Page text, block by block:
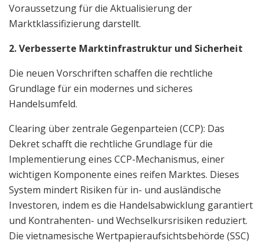
Voraussetzung für die Aktualisierung der
Marktklassifizierung darstellt.
2. Verbesserte Marktinfrastruktur und Sicherheit
Die neuen Vorschriften schaffen die rechtliche
Grundlage für ein modernes und sicheres
Handelsumfeld.
Clearing über zentrale Gegenparteien (CCP): Das
Dekret schafft die rechtliche Grundlage für die
Implementierung eines CCP-Mechanismus, einer
wichtigen Komponente eines reifen Marktes. Dieses
System mindert Risiken für in- und ausländische
Investoren, indem es die Handelsabwicklung garantiert
und Kontrahenten- und Wechselkursrisiken reduziert.
Die vietnamesische Wertpapieraufsichtsbehörde (SSC)